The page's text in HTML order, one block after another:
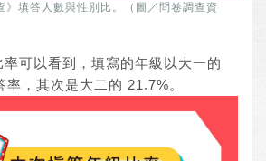
》填答人數與性別比。（圖／問卷調查資
可以看到，填寫的年級以大一的
，其次是大二的 21.7%。